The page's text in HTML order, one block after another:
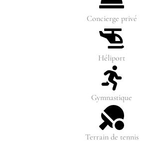
Concierge privé
Héliport
Gymnastique
Terrain de tennis